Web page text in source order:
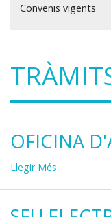
Convenis vigents
OFICINA
Oficina
-
Llegir Més